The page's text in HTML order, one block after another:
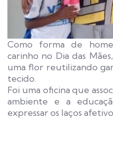
Como forma de
carinho no Dia das
uma flor reutilizando
tecido.
Foi uma oficina que
ambiente e a
expressar os laços